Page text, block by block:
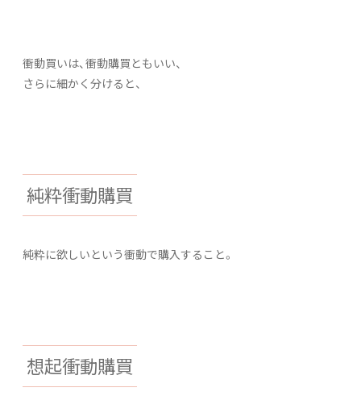
衝動買いは、衝動購買ともいい、
さらに細かく分けると、
純粋衝動購買
純粋に欲しいという衝動で購入すること。
想起衝動購買